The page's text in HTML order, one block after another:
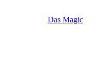
Das Magic